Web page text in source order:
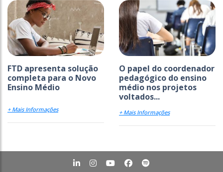
FTD apresenta solução
completa para o Novo
Ensino Médio
+ Mais Informações
O papel do coordenador
pedagógico do ensino
médio nos projetos
voltados...
+ Mais Informações